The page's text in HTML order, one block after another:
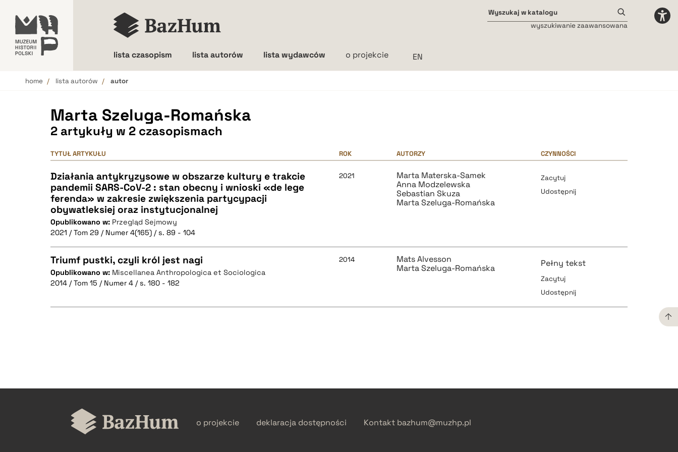
lista czasopism lista autorów lista wydawców o projekcie
wyszukiwanie zaawansowana
home lista autorów autor
Marta Szeluga-Romańska
2 artykuły w 2 czasopismach
TYTUŁ ARTYKUŁU ROK AUTORZY CZYNNOŚCI
Działania antykryzysowe w obszarze kultury e trakcie
pandemii SARS-CoV-2 : stan obecny i wnioski «de lege
ferenda» w zakresie zwiększenia partycypacji
obywatleksiej oraz instytucjonalnej
Opublikowano w: Przegląd Sejmowy
2021 / Tom 29 / Numer 4(165) / s. 89 - 104
2021
Marta Materska-Samek
Anna Modzelewska
Sebastian Skuza
Marta Szeluga-Romańska
Zacytuj
Udostępnij
CZYSTY TEKST
pobierz cytat
Triumf pustki, czyli król jest nagi
Opublikowano w: Miscellanea Anthropologica et Sociologica
2014 / Tom 15 / Numer 4 / s. 180 - 182
2014
Mats Alvesson
Marta Szeluga-Romańska
Pełny tekst
Zacytuj
Udostępnij
o projekcie deklaracja dostępności Kontakt bazhum@muzhp.pl